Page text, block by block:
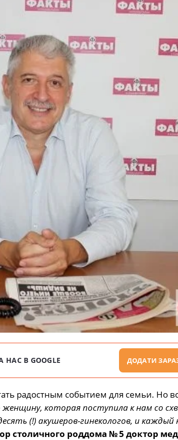
В GOOGLE ДОДАТИ
радостным событием для семьи. Но
которая поступила к нам со
(!) акушеров-гинекологов, и
столичного роддома № 5 доктор